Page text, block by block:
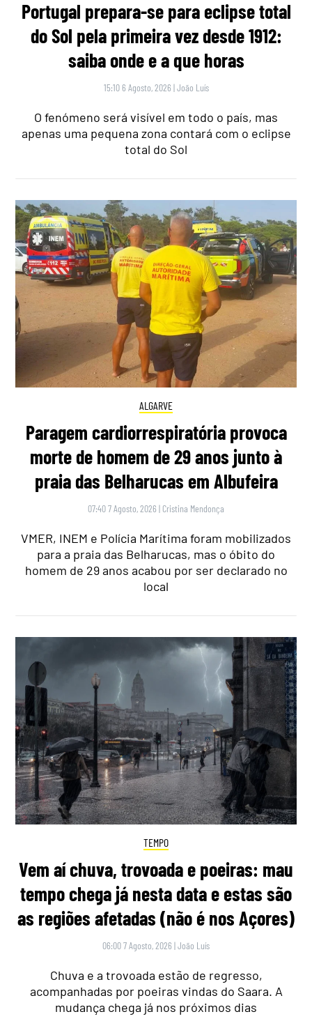
Portugal prepara-se para eclipse total
do Sol pela primeira vez desde 1912:
saiba onde e a que horas
15:10 6 Agosto, 2026 |João Luís
O fenómeno será visível em todo o país, mas
apenas uma pequena zona contará com o eclipse
total do Sol
ALGARVE
Paragem cardiorrespiratória provoca
morte de homem de 29 anos junto à
praia das Belharucas em Albufeira
07:40 7 Agosto, 2026 | Cristina Mendonça
VMER, INEM e Polícia Marítima foram mobilizados
para a praia das Belharucas, mas o óbito do
homem de 29 anos acabou por ser declarado no
local
TEMPO
Vem aí chuva, trovoada e poeiras: mau
tempo chega já nesta data e estas são
as regiões afetadas (não é nos Açores)
06:00 7 Agosto, 2026 |João Luís
Chuva e a trovoada estão de regresso,
acompanhadas por poeiras vindas do Saara. A
mudança chega já nos próximos dias